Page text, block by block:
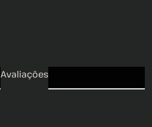
Avaliações